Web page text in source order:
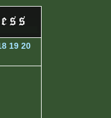
19 20